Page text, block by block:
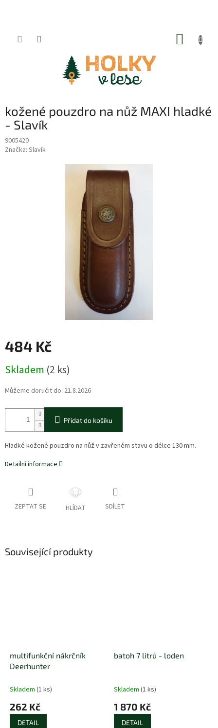
kožené pouzdro na nůž MAXI hladké
- Slavík
9005420
Značka: Slavík
484 Kč
cena:
Skladem (2 ks)
Můžeme doručit do: 21.8.2026
Přidat do košíku
Hladké kožené pouzdro na nůž v zavřeném stavu o délce 130 mm.
Detailní informace
ZEPTAT SE HLÍDAT SDÍLET
Související produkty
multifunkční nákrčník
Deerhunter
Skladem (1 ks)
262 Kč
DETAIL
batoh 7 litrů - loden
Skladem (1 ks)
1 870 Kč
DETAIL